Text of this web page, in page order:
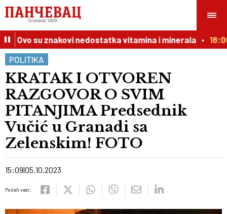
Ovo su znakovi nedostatka vitamina i minerala 18:00
POLITIKA
KRATAK I OTVOREN
RAZGOVOR O SVIM
PITANJIMA Predsednik
Vučić u Granadi sa
Zelenskim! FOTO
15:09 05.10.2023
Podeli vest: